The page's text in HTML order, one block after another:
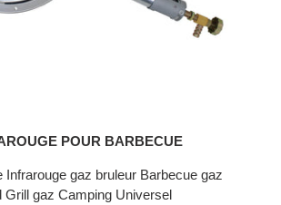
POUR BARBECUE
Infrarouge gaz bruleur Barbecue gaz
Grill gaz Camping Universel